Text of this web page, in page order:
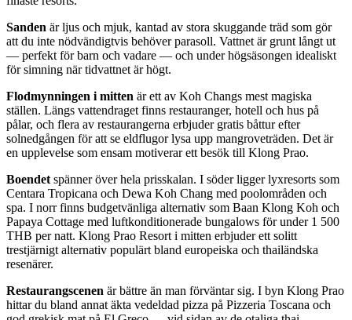
Sanden är ljus och mjuk, kantad av stora skuggande träd som gör
att du inte nödvändigtvis behöver parasoll. Vattnet är grunt långt ut
— perfekt för barn och vadare — och under högsäsongen idealiskt
för simning när tidvattnet är högt.
Flodmynningen i mitten är ett av Koh Changs mest magiska
ställen. Längs vattendraget finns restauranger, hotell och hus på
pålar, och flera av restaurangerna erbjuder gratis båttur efter
solnedgången för att se eldflugor lysa upp mangroveträden. Det är
en upplevelse som ensam motiverar ett besök till Klong Prao.
Boendet spänner över hela prisskalan. I söder ligger lyxresorts som
Centara Tropicana och Dewa Koh Chang med poolområden och
spa. I norr finns budgetvänliga alternativ som Baan Klong Koh och
Papaya Cottage med luftkonditionerade bungalows för under 1 500
THB per natt. Klong Prao Resort i mitten erbjuder ett solitt
trestjärnigt alternativ populärt bland europeiska och thailändska
resenärer.
Restaurangscenen är bättre än man förväntar sig. I byn Klong Prao
hittar du bland annat äkta vedeldad pizza på Pizzeria Toscana och